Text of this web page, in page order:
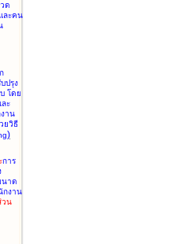
ด
ละคน
ปรุง
โดย
ะ
าน
ยวิธี
)
การ
นาด
กงาน
วน